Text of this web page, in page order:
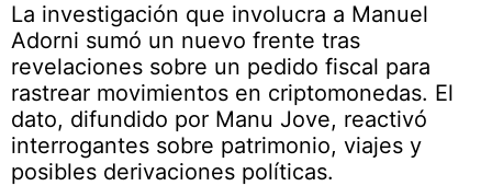
La investigación que involucra a Manuel
Adorni sumó un nuevo frente tras
revelaciones sobre un pedido fiscal para
rastrear movimientos en criptomonedas. El
dato, difundido por Manu Jove, reactivó
interrogantes sobre patrimonio, viajes y
posibles derivaciones políticas.